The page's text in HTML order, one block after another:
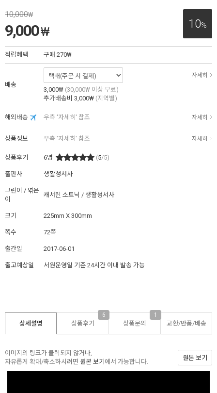
10%
10,000₩
9,000₩
적립혜택 구매 270₩
배송
자세히
3,000₩ (30,000₩ 이상 무료)
추가배송비 3,000₩ (지역별)
해외배송 우측 '자세히' 참조 자세히
상품정보 우측 '자세히' 참조 자세히
상품후기 6명 (5/5)
출판사 생활성서사
그린이 / 엮은
이
캐서린 소트닉 / 생활성서사
크기 225mm X 300mm
쪽수 72쪽
출간일 2017-06-01
출고예상일 서원운영일 기준 24시간 이내 발송 가능
상세설명 상품후기
6
상품문의
1
교환/반품/배송
이미지의 링크가 클릭되지 않거나,
자유롭게 확대/축소하시려면 원본 보기 에서 가능합니다.
원본 보기